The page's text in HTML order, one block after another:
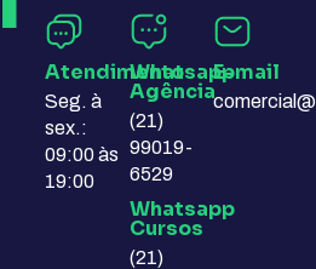
Atendimento
Seg. à
sex.:
09:00 às
19:00
Whatsapp
Agência​
(21)
99019-
6529
Whatsapp
Cursos​
(21)
E-mail​